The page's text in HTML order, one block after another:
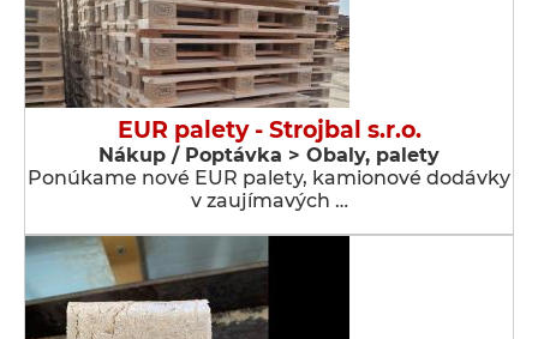
EUR palety - Strojbal s.r.o.
Nákup / Poptávka > Obaly, palety
Ponúkame nové EUR palety, kamionové dodávky
v zaujímavých …